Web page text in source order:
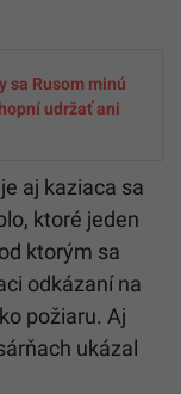
sa Rusom minú
udržať ani
aj kaziaca sa
ktoré jeden
ktorým sa
odkázaní na
požiaru. Aj
ukázal